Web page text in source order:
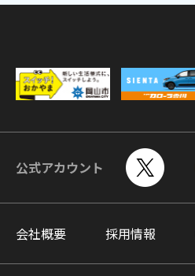
公式アカウント
会社概要 採用情報